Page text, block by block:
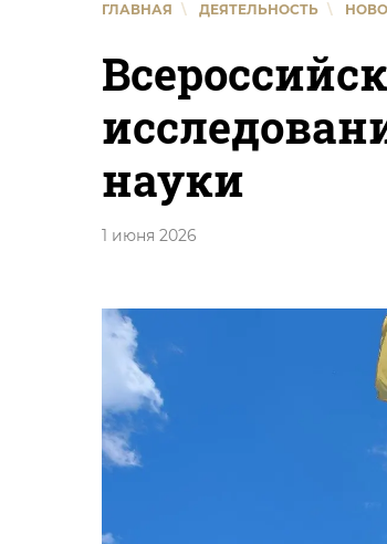
ГЛАВНАЯ \ ДЕЯТЕЛЬНОСТЬ \
науки
1 июня 2026